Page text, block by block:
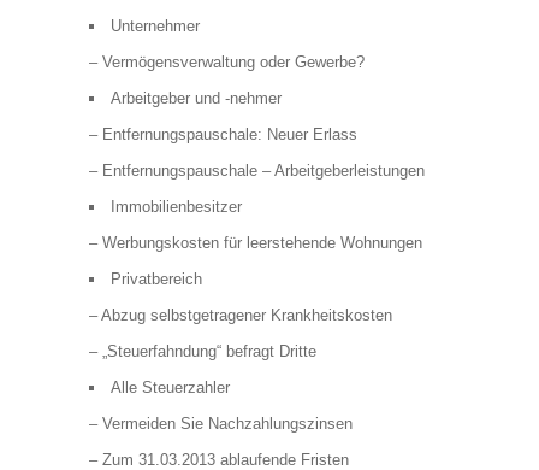
Unternehmer
– Vermögensverwaltung oder Gewerbe?
Arbeitgeber und -nehmer
– Entfernungspauschale: Neuer Erlass
– Entfernungspauschale – Arbeitgeberleistungen
Immobilienbesitzer
– Werbungskosten für leerstehende Wohnungen
Privatbereich
– Abzug selbstgetragener Krankheitskosten
– „Steuerfahndung“ befragt Dritte
Alle Steuerzahler
– Vermeiden Sie Nachzahlungszinsen
– Zum 31.03.2013 ablaufende Fristen